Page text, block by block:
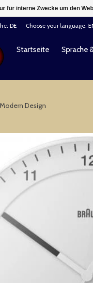
DE -- Choose your language:
Startseite Sprache
Design
slideshow Items
für interne Zwecke um den